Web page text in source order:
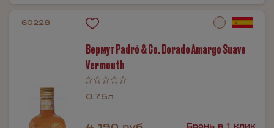
60228
Вермут Padró & Co. Dorado Amargo Suave
Vermouth
0.75л
Бронь в 1 клик